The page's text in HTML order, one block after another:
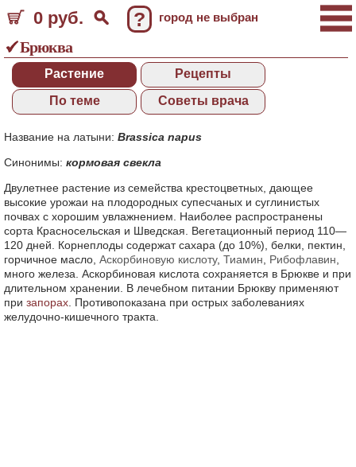
0 руб. ? город не выбран
Брюква
Растение
Рецепты
По теме
Советы врача
Название на латыни: Brassica napus
Синонимы: кормовая свекла
Двулетнее растение из семейства крестоцветных, дающее
высокие урожаи на плодородных супесчаных и суглинистых
почвах с хорошим увлажнением. Наиболее распространены
сорта Красносельская и Шведская. Вегетационный период 110—
120 дней. Корнеплоды содержат сахара (до 10%), белки, пектин,
горчичное масло, Аскорбиновую кислоту, Тиамин Рибофлавин
много железа. Аскорбиновая кислота сохраняется в Брюкве и при
длительном хранении. В лечебном питании Брюкву применяют
при запорах . Противопоказана при острых заболеваниях
желудочно-кишечного тракта.